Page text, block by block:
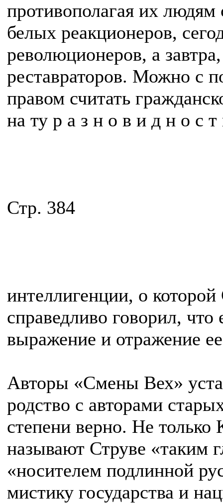
противополагая их
белых реакционеров,
революционеров, а
реставраторов. Можно с
правом считать
на ту р а з н о в и д н о с т
Стр. 384
интеллигенции, о
справедливо говорил,
выражение и отражение
Авторы «Смены Вех»
родство с авторами
степени верно. Не
называют Струве «таким
«носителем подлинной
мистику государства и